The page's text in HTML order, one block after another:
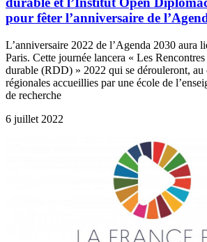
pour fêter l’anniversaire de
L’anniversaire 2022 de l’Agenda 2030 aura
Paris. Cette journée lancera « Les
durable (RDD) » 2022 qui se dérouleront, au
régionales accueillies par une école de
de recherche
6 juillet 2022